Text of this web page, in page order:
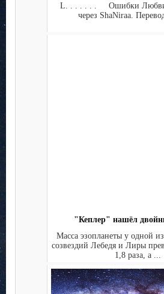
L. . . . . . . Ошибки Любви
через ShaNiraa.
"Кеплер" нашёл
Масса эзопланеты у одной
созвездий Лебедя и Лиры
1,8 раза, а ...